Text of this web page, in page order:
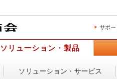
サポー
ソリューション・製品
ソリューション・ サービス